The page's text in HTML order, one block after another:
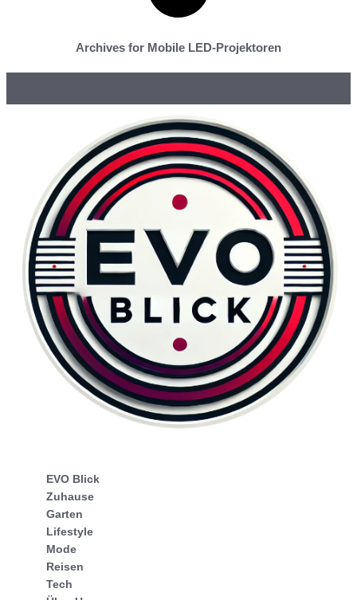
Archives for Mobile LED-Projektoren
EVO Blick
Zuhause
Garten
Lifestyle
Mode
Reisen
Tech